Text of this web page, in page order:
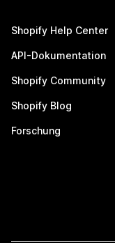
Shopify Help Center
API-Dokumentation
Shopify Community
Shopify Blog
Forschung